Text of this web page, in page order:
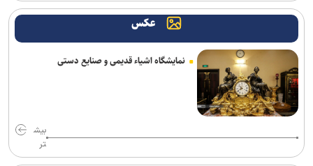
اقدام قابل توجه اسلامی در مورد طلبش از ذوب آهن و نگاه ویژه به تیم
برزگر: همای سعادت روی دوش تارتار نشسته است/ عیار واقعی پرسپولیس
از هفته پنجم به بعد مشخص می‌شود
دوری ۴ هفته ای مهران احمدی از تمرین و بازی های استقلال
وزیر ورزش وارد آذربایجان شد
عکس
نمایشگاه اشیاء قدیمی و صنایع دستی
بیش
تر